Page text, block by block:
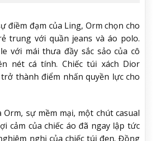
điềm đạm của Ling, Orm chọn cho
trung với quần jeans và áo polo.
với mái thưa đầy sắc sảo của cô
nét cá tính. Chiếc túi xách Dior
thành điểm nhấn quyền lực cho
sự mềm mại, một chút casual
cảm của chiếc áo đã ngay lập tức
nghị của chiếc túi đen. Đồng